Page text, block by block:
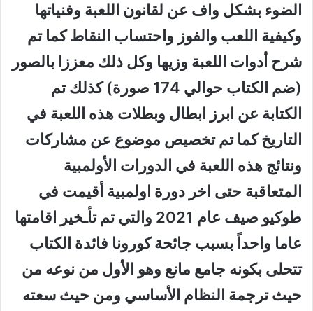
الضوء بشكل واف عن لقانون اللعبة وفنياتها
وكيفية اللعب والفوز واحتساب النقاط كما تم
شرح أدوات اللعبة وزيها وكل ذلك معززا بالصور
(ضم الكتاب حوالي 174 صورة) كذلك تم
الكتابة عن ابرز ابطال وبطلات هذه اللعبة في
التاريخ كما تم تخصيص موضوع عن مشاركات
ونتائج هذه اللعبة في الدورات الأولمبية
المتعاقبة حتى اخر دورة اولمبية أقيمت في
طوكيو صيف عام 2021 والتي تم تأـخير اقامتها
عاما واحداً بسبب جائحة كورونا فائدة الكتاب
تتحلى بكونه جامع مانع وهو الأول من نوعه من
حيث ترجمة النظام الأساسي ومن حيث سعته